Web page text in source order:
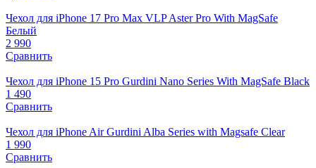
Чехол для iPhone 17 Pro Max VLP Aster Pro With MagSafe
Белый
2 990
Сравнить
Чехол для iPhone 15 Pro Gurdini Nano Series With MagSafe Black
1 490
Сравнить
Чехол для iPhone Air Gurdini Alba Series with Magsafe Clear
1 990
Сравнить